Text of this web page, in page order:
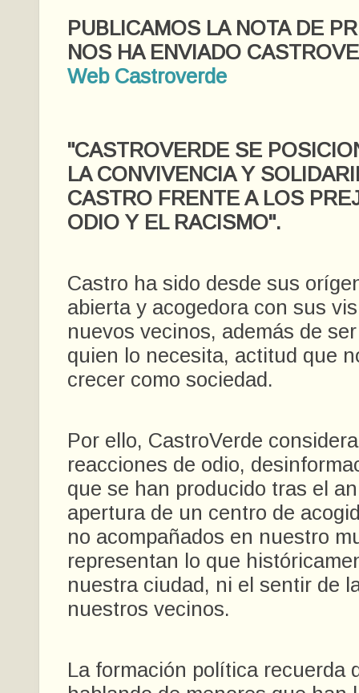
PUBLICAMOS LA NOTA DE
NOS HA ENVIADO
Web Castroverde
"CASTROVERDE SE
LA CONVIVENCIA Y
CASTRO FRENTE A LOS
ODIO Y EL RACISMO".
Castro ha sido desde sus
abierta y acogedora con sus
nuevos vecinos, además de
quien lo necesita, actitud que
crecer como sociedad.
Por ello, CastroVerde
reacciones de odio,
que se han producido tras el
apertura de un centro de
no acompañados en nuestro
representan lo que
nuestra ciudad, ni el sentir de
nuestros vecinos.
La formación política recuerda